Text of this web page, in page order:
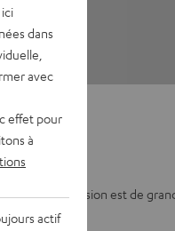
mais l'impression est de
dans
avec
effet pour
à
actif